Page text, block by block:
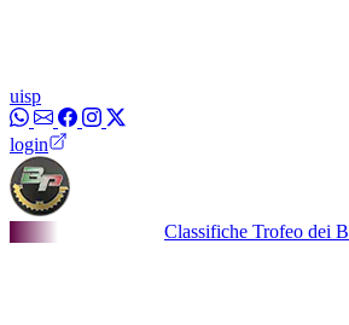
uisp
login
Classifiche Trofeo dei Borghi